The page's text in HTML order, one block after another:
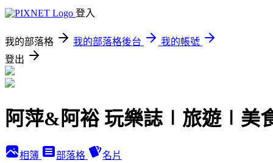
登入
我的部落格 我的部落格後台
我的帳號
登出
阿萍&阿裕 玩樂誌∣旅遊∣
相簿 部落格 名片